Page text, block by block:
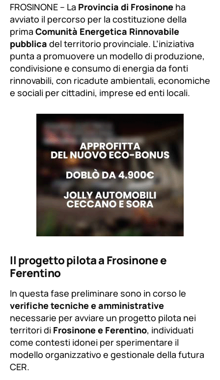
FROSINONE – La Provincia di Frosinone ha
avviato il percorso per la costituzione della
prima Comunità Energetica Rinnovabile
pubblica del territorio provinciale. L’iniziativa
punta a promuovere un modello di produzione,
condivisione e consumo di energia da fonti
rinnovabili, con ricadute ambientali, economiche
e sociali per cittadini, imprese ed enti locali.
Il progetto pilota a Frosinone e
Ferentino
In questa fase preliminare sono in corso le
verifiche tecniche e amministrative
necessarie per avviare un progetto pilota nei
territori di Frosinone e Ferentino, individuati
come contesti idonei per sperimentare il
modello organizzativo e gestionale della futura
CER.